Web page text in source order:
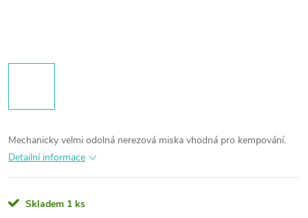
Mechanicky velmi odolná nerezová miska vhodná pro kempování.
Detailní informace
Skladem 1 ks